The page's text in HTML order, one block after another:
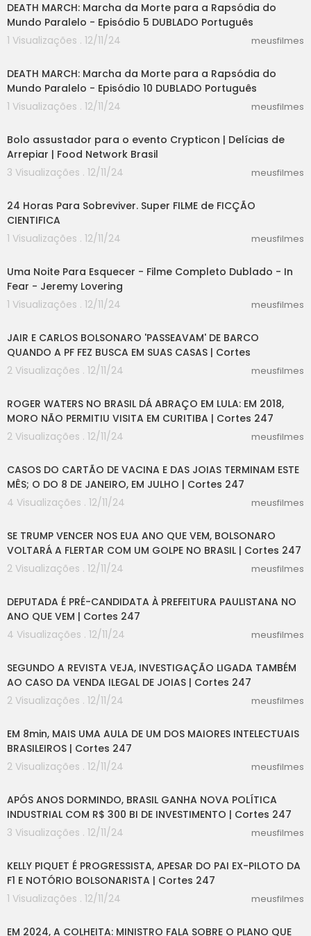
DEATH MARCH: Marcha da Morte para a Rapsódia do
Mundo Paralelo - Episódio 5 DUBLADO Português
1 Visualizações . 12/11/24
meusfilmes
DEATH MARCH: Marcha da Morte para a Rapsódia do
Mundo Paralelo - Episódio 10 DUBLADO Português
1 Visualizações . 12/11/24
meusfilmes
Bolo assustador para o evento Crypticon | Delícias de
Arrepiar | Food Network Brasil
3 Visualizações . 12/11/24
meusfilmes
24 Horas Para Sobreviver. Super FILME de FICÇÃO
CIENTIFICA
1 Visualizações . 12/11/24
meusfilmes
Uma Noite Para Esquecer - Filme Completo Dublado - In
Fear - Jeremy Lovering
1 Visualizações . 12/11/24
meusfilmes
JAIR E CARLOS BOLSONARO 'PASSEAVAM' DE BARCO
QUANDO A PF FEZ BUSCA EM SUAS CASAS | Cortes
2 Visualizações . 12/11/24
meusfilmes
ROGER WATERS NO BRASIL DÁ ABRAÇO EM LULA: EM 2018,
MORO NÃO PERMITIU VISITA EM CURITIBA | Cortes 247
2 Visualizações . 12/11/24
meusfilmes
CASOS DO CARTÃO DE VACINA E DAS JOIAS TERMINAM ESTE
MÊS; O DO 8 DE JANEIRO, EM JULHO | Cortes 247
4 Visualizações . 12/11/24
meusfilmes
SE TRUMP VENCER NOS EUA ANO QUE VEM, BOLSONARO
VOLTARÁ A FLERTAR COM UM GOLPE NO BRASIL | Cortes 247
2 Visualizações . 12/11/24
meusfilmes
DEPUTADA É PRÉ-CANDIDATA À PREFEITURA PAULISTANA NO
ANO QUE VEM | Cortes 247
4 Visualizações . 12/11/24
meusfilmes
SEGUNDO A REVISTA VEJA, INVESTIGAÇÃO LIGADA TAMBÉM
AO CASO DA VENDA ILEGAL DE JOIAS | Cortes 247
2 Visualizações . 12/11/24
meusfilmes
EM 8min, MAIS UMA AULA DE UM DOS MAIORES INTELECTUAIS
BRASILEIROS | Cortes 247
2 Visualizações . 12/11/24
meusfilmes
APÓS ANOS DORMINDO, BRASIL GANHA NOVA POLÍTICA
INDUSTRIAL COM R$ 300 BI DE INVESTIMENTO | Cortes 247
3 Visualizações . 12/11/24
meusfilmes
KELLY PIQUET É PROGRESSISTA, APESAR DO PAI EX-PILOTO DA
F1 E NOTÓRIO BOLSONARISTA | Cortes 247
1 Visualizações . 12/11/24
meusfilmes
EM 2024, A COLHEITA: MINISTRO FALA SOBRE O PLANO QUE